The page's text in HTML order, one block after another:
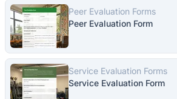
Peer Evaluation Forms
Peer Evaluation Form
Service Evaluation Forms
Service Evaluation Form